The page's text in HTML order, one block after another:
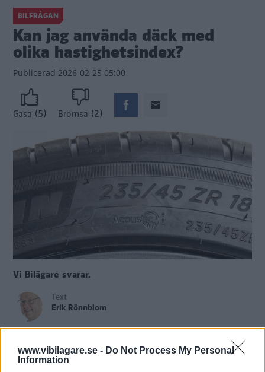
www.vibilagare.se - Do Not Process My Personal
Information
BILFRÅGAN
Kan jag använda däck med
olika hastighetsindex?
Publicerad 2026-02-25 05:00
Gasa (5) Bromsa (2)
Vi Bilägare svarar.
Text
Erik Rönnblom
Niklas Carle